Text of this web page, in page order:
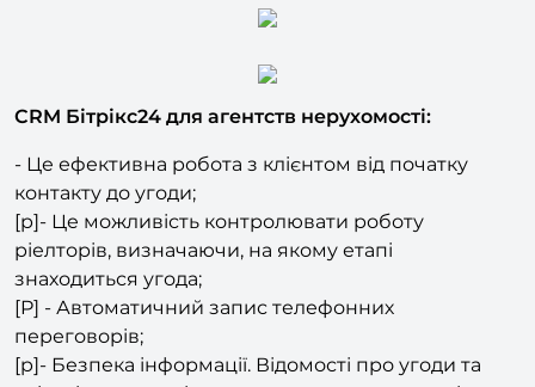
СRM Бітрікс24 для агентств нерухомості:
- Це ефективна робота з клієнтом від початку
контакту до угоди;
[p]- Це можливість контролювати роботу
ріелторів, визначаючи, на якому етапі
знаходиться угода;
[P] - Автоматичний запис телефонних
переговорів;
[p]- Безпека інформації. Відомості про угоди та
клієнтів захищені та залишаються всередині